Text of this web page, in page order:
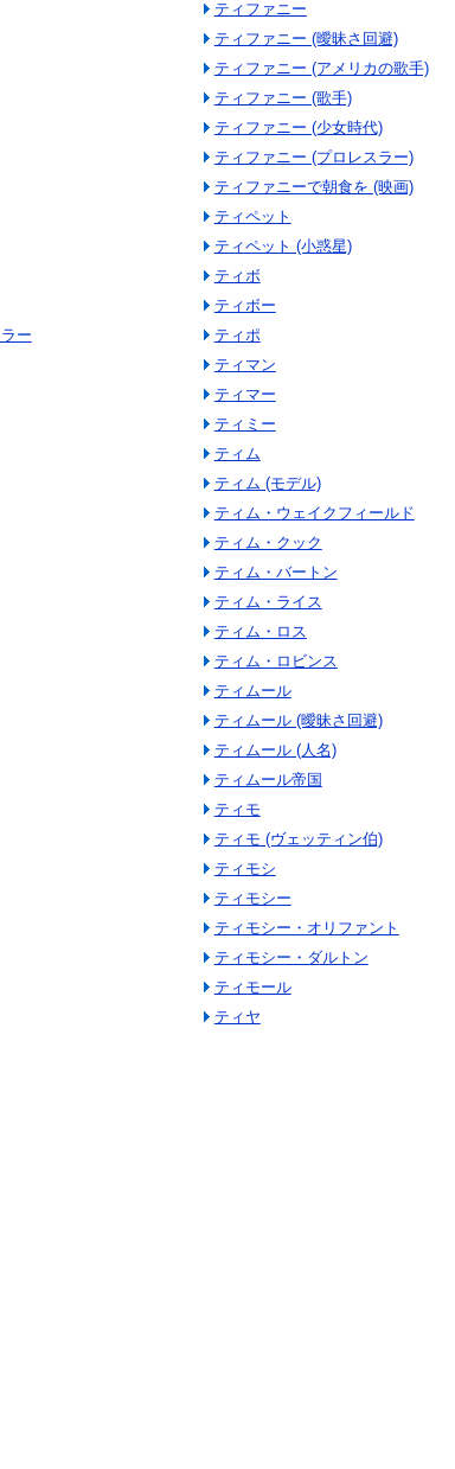
ー
ティファニー
ティファニー (曖昧さ回避)
ティファニー (アメリカの歌手)
ティファニー (歌手)
ティファニー (少女時代)
ティファニー (プロレスラー)
ティファニーで朝食を (映画)
ティペット
ティペット (小惑星)
ティボ
ティボー
ティポ
ティマン
ティマー
ティミー
ティム
ティム (モデル)
ティム・ウェイクフィールド
ティム・クック
ティム・バートン
ティム・ライス
ティム・ロス
ティム・ロビンス
ティムール
ティムール (曖昧さ回避)
ティムール (人名)
ティムール帝国
ティモ
ティモ (ヴェッティン伯)
ティモシ
ティモシー
ティモシー・オリファント
ティモシー・ダルトン
ティモール
ティヤ